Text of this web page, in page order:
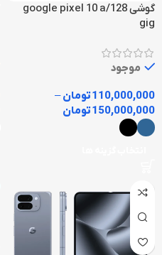
گوشی google pixel 10 a/128
gig
موجود
110,000,000تومان–
150,000,000تومان